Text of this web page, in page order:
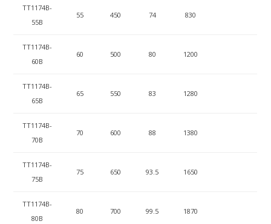
ТТ1174B-
55B
55 450 74 830
ТТ1174B-
60B
60 500 80 1200
ТТ1174B-
65B
65 550 83 1280
ТТ1174B-
70B
70 600 88 1380
ТТ1174B-
75B
75 650 93.5 1650
ТТ1174B-
80B
80 700 99.5 1870